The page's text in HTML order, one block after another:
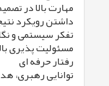
مهارت بالا در
داشتن رویکرد
تفکر سیستمی و
مسئولیت پذیری
رفتار حرفه ای
توانایی رهبری،